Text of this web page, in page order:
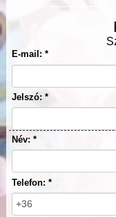
E-mail: *
Jelszó: *
Név: *
Telefon: *